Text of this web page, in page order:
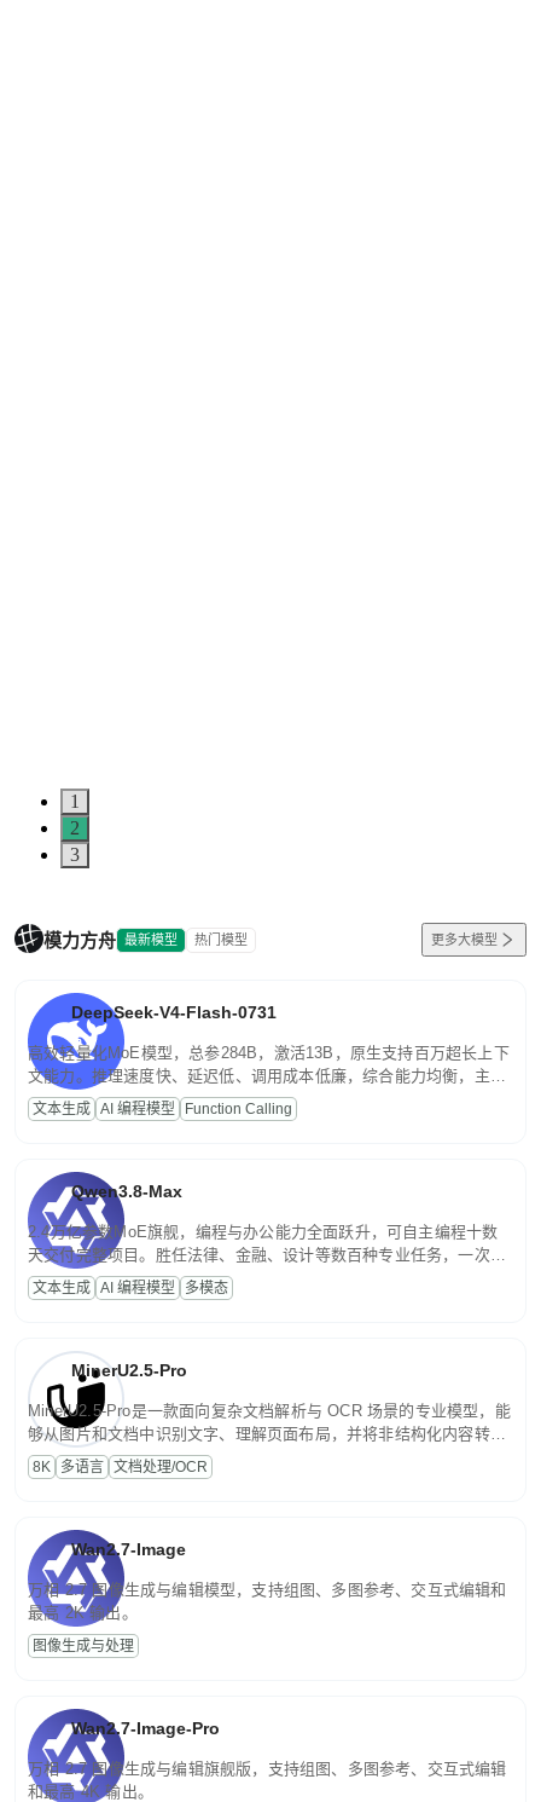
1
2
3
模力方舟 最新模型 热门模型 更多大模型
DeepSeek-V4-Flash-0731
高效轻量化MoE模型，总参284B，激活13B，原生支持百万超长上下
文能力。推理速度快、延迟低、调用成本低廉，综合能力均衡，主打
高并发、轻量化任务，适合日常对话、内容创作、基础 RAG、批量
文案处理等普惠刚需场景。
文本生成 AI 编程模型 Function Calling
Qwen3.8-Max
2.4万亿参数MoE旗舰，编程与办公能力全面跃升，可自主编程十数
天交付完整项目。胜任法律、金融、设计等数百种专业任务，一次对
话端到端交付生产级成果。原生视觉理解贯穿规划、执行与验证全流
程，支持超长文档与长视频的深度语义解析。长程任务中自主规划与
文本生成 AI 编程模型 多模态
MinerU2.5-Pro
MinerU2.5-Pro是一款面向复杂文档解析与 OCR 场景的专业模型，能
够从图片和文档中识别文字、理解页面布局，并将非结构化内容转换
为便于存储、检索和二次处理的结构化结果。
8K 多语言 文档处理/OCR
Wan2.7-Image
万相 2.7 图像生成与编辑模型，支持组图、多图参考、交互式编辑和
最高 2K 输出。
图像生成与处理
Wan2.7-Image-Pro
万相 2.7 图像生成与编辑旗舰版，支持组图、多图参考、交互式编辑
和最高 4K 输出。